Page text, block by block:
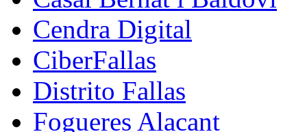
Cendra Digital
CiberFallas
Distrito Fallas
Fogueres Alacant